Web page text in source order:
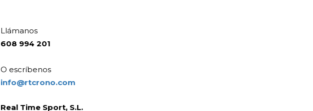
Llámanos
608 994 201
O escríbenos
info@rtcrono.com
Real Time Sport, S.L.